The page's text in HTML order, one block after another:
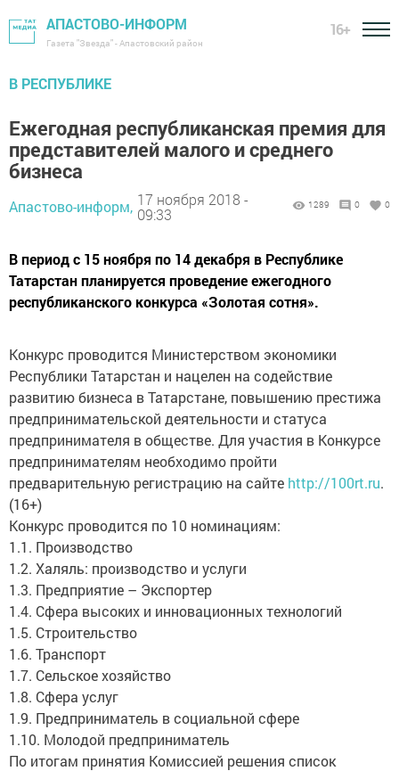
АПАСТОВО-ИНФОРМ
Газета "Звезда" - Апастовский район
16+
В РЕСПУБЛИКЕ
Ежегодная республиканская премия для
представителей малого и среднего
бизнеса
Апастово-информ, 17 ноября 2018 -
09:33
1289 0 0
В период с 15 ноября по 14 декабря в Республике
Татарстан планируется проведение ежегодного
республиканского конкурса «Золотая сотня».
Конкурс проводится Министерством экономики
Республики Татарстан и нацелен на содействие
развитию бизнеса в Татарстане, повышению престижа
предпринимательской деятельности и статуса
предпринимателя в обществе. Для участия в Конкурсе
предпринимателям необходимо пройти
предварительную регистрацию на сайте http://100rt.ru.
(16+)
Конкурс проводится по 10 номинациям:
1.1. Производство
1.2. Халяль: производство и услуги
1.3. Предприятие – Экспортер
1.4. Сфера высоких и инновационных технологий
1.5. Строительство
1.6. Транспорт
1.7. Сельское хозяйство
1.8. Сфера услуг
1.9. Предприниматель в социальной сфере
1.10. Молодой предприниматель
По итогам принятия Комиссией решения список